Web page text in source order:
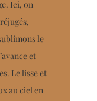
Ici, on
le
et
Le lisse et
au ciel en